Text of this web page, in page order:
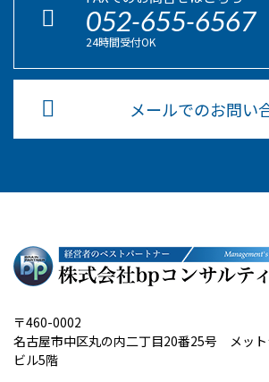
052-655-6567
24時間受付OK
メールでのお問い
〒460-0002
名古屋市中区丸の内二丁目20番25号 メッ
ビル5階